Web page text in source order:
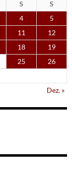
S
S
4
5
11
12
18
19
25
26
Dez. »